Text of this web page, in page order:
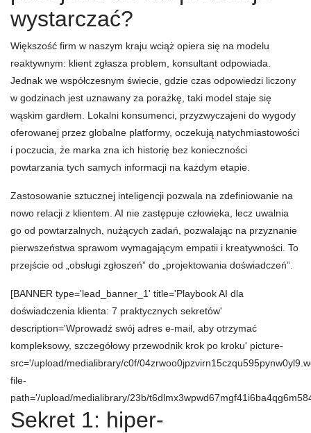
wystarczać?
Większość firm w naszym kraju wciąż opiera się na modelu
reaktywnym: klient zgłasza problem, konsultant odpowiada.
Jednak we współczesnym świecie, gdzie czas odpowiedzi liczony
w godzinach jest uznawany za porażkę, taki model staje się
wąskim gardłem. Lokalni konsumenci, przyzwyczajeni do wygody
oferowanej przez globalne platformy, oczekują natychmiastowości
i poczucia, że marka zna ich historię bez konieczności
powtarzania tych samych informacji na każdym etapie.
Zastosowanie sztucznej inteligencji pozwala na zdefiniowanie na
nowo relacji z klientem. AI nie zastępuje człowieka, lecz uwalnia
go od powtarzalnych, nużących zadań, pozwalając na przyznanie
pierwszeństwa sprawom wymagającym empatii i kreatywności. To
przejście od „obsługi zgłoszeń” do „projektowania doświadczeń”.
[BANNER type='lead_banner_1' title='Playbook AI dla
doświadczenia klienta: 7 praktycznych sekretów'
description='Wprowadź swój adres e-mail, aby otrzymać
kompleksowy, szczegółowy przewodnik krok po kroku' picture-
src='/upload/medialibrary/c0f/
file-
path='/upload/medialibrary/23b/
Sekret 1: hiper-